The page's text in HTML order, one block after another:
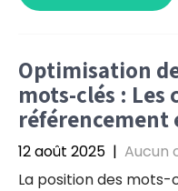
Optimisation
mots-clés : Les
référencement
12 août 2025 | Aucun
La position des